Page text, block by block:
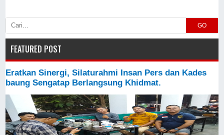
GO
FEATURED POST
Eratkan Sinergi, Silaturahmi Insan Pers dan Kades
baung Sengatap Berlangsung Khidmat.